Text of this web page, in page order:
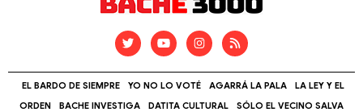
EL BARDO DE SIEMPRE YO NO LO VOTÉ AGARRÁ LA PALA
LA LEY Y EL
ORDEN
BACHE INVESTIGA DATITA CULTURAL SÓLO EL VECINO SALVA